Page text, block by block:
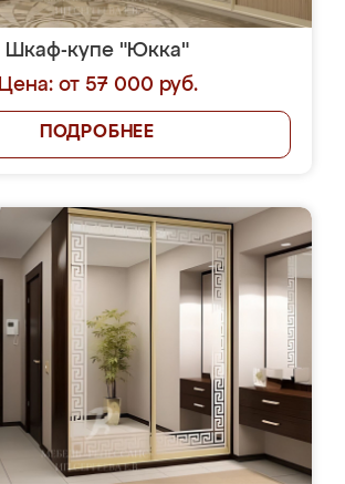
Шкаф-купе "Юкка"
Цена: от 57 000 руб.
ПОДРОБНЕЕ